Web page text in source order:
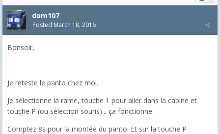
dom107 154
Posted March 18, 2016
Bonsoir,
Je reteste le panto chez moi.
Je sélectionne la rame, touche 1 pour aller dans la cabine et
touche P (ou sélection souris)... ça fonctionne.
Comptez 8s pour la montée du panto. Et sur la touche P